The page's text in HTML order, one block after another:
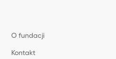
O fundacji
Kontakt